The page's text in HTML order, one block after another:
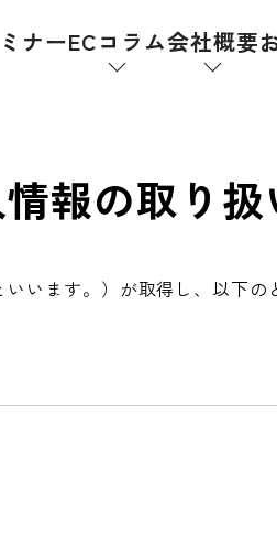
ナーECコラム会社概要
報の取り扱
います。）が取得し、以下の